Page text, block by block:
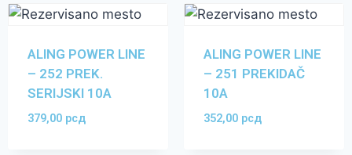
ALING POWER LINE
– 252 PREK.
SERIJSKI 10A
379,00 рсд
ALING POWER LINE
– 251 PREKIDAČ
10A
352,00 рсд